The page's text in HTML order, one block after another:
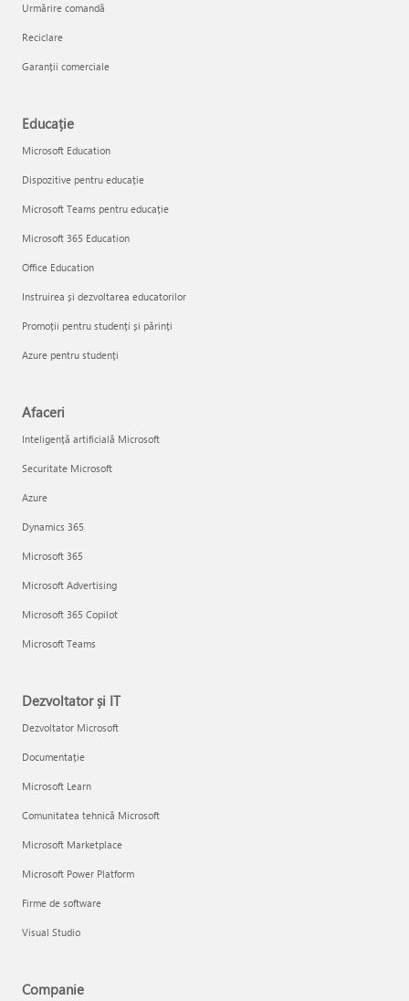
Urmărire comandă
Reciclare
Garanții comerciale
Educație
Microsoft Education
Dispozitive pentru educație
Microsoft Teams pentru educație
Microsoft 365 Education
Office Education
Instruirea și dezvoltarea educatorilor
Promoții pentru studenți și părinți
Azure pentru studenți
Afaceri
Inteligență artificială Microsoft
Securitate Microsoft
Azure
Dynamics 365
Microsoft 365
Microsoft Advertising
Microsoft 365 Copilot
Microsoft Teams
Dezvoltator și IT
Dezvoltator Microsoft
Documentație
Microsoft Learn
Comunitatea tehnică Microsoft
Microsoft Marketplace
Microsoft Power Platform
Firme de software
Visual Studio
Companie